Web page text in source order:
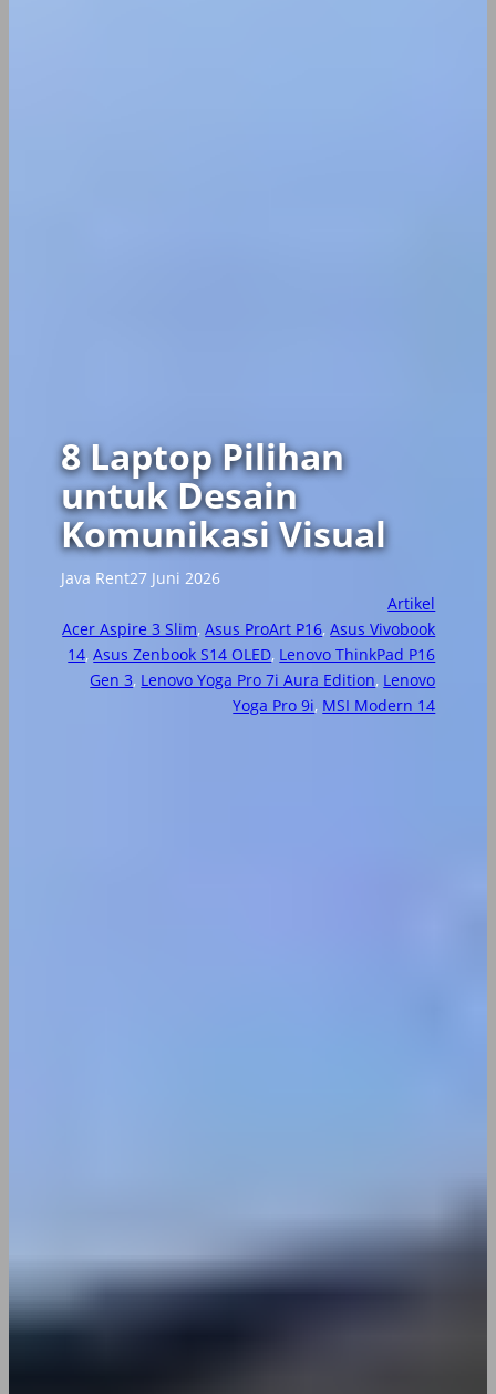
8 Laptop Pilihan
untuk Desain
Komunikasi Visual
Java Rent27 Juni 2026
Artikel
Acer Aspire 3 Slim, Asus ProArt P16, Asus Vivobook
14, Asus Zenbook S14 OLED, Lenovo ThinkPad P16
Gen 3, Lenovo Yoga Pro 7i Aura Edition, Lenovo
Yoga Pro 9i, MSI Modern 14